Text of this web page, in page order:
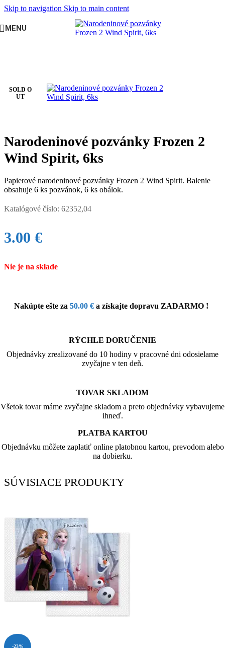
Skip to navigation Skip to main content
MENU
DETSKÁ OSLAVA/ Oslava pre dievča
SOLD O
UT
Narodeninové pozvánky Frozen 2
Wind Spirit, 6ks
Papierové narodeninové pozvánky Frozen 2 Wind Spirit. Balenie
obsahuje 6 ks pozvánok, 6 ks obálok.
Katalógové číslo: 62352,04
3.00 €
Nie je na sklade
Nakúpte ešte za 50.00 € a získajte dopravu ZADARMO !
RÝCHLE DORUČENIE
Objednávky zrealizované do 10 hodiny v pracovné dni odosielame
zvyčajne v ten deň.
TOVAR SKLADOM
Všetok tovar máme zvyčajne skladom a preto objednávky vybavujeme
ihneď.
PLATBA KARTOU
Objednávku môžete zaplatiť online platobnou kartou, prevodom alebo
na dobierku.
SÚVISIACE PRODUKTY
-23%